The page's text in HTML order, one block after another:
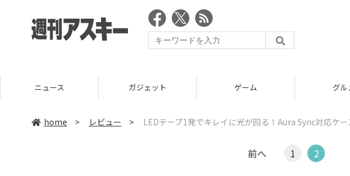
ニュース ガジェット ゲーム グル
home > レビュー > LEDテープ1発でキレイに光が回る！Aura Sync対応ケ
前へ 1 2